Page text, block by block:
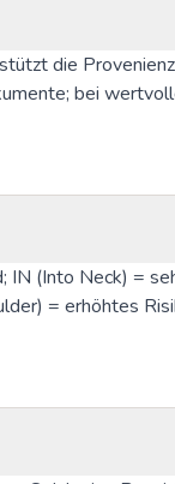
die
bei
(Into Neck) =
= erhöhtes